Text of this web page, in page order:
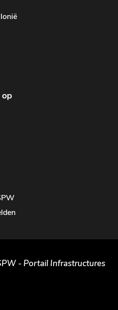
- Portail Infrastructures